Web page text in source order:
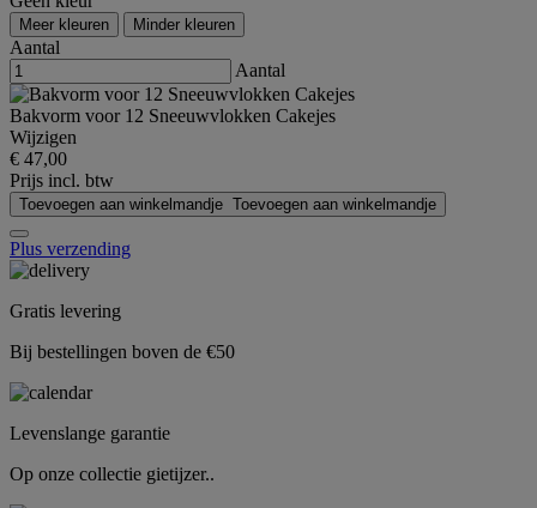
Meer kleuren Minder kleuren
Aantal
Aantal
Bakvorm voor 12 Sneeuwvlokken Cakejes
Wijzigen
€ 47,00
Prijs incl. btw
Toevoegen aan winkelmandje Toevoegen aan winkelmandje
Plus verzending
Gratis levering
Bij bestellingen boven de €50
Levenslange garantie
Op onze collectie gietijzer..